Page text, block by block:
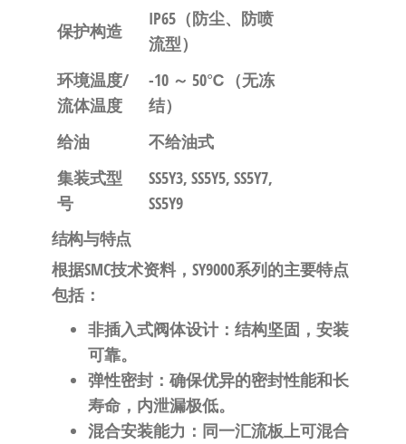
保护构造
IP65（防尘、防喷
流型）
环境温度/
流体温度
-10 ～ 50℃ （无冻
结）
给油
不给油式
集装式型
号
SS5Y3, SS5Y5, SS5Y7,
SS5Y9
结构与特点
根据SMC技术资料，SY9000系列的主要特点
包括：
非插入式阀体设计：结构坚固，安装
可靠。
弹性密封：确保优异的密封性能和长
寿命，内泄漏极低。
混合安装能力 ：同一汇流板上可混合